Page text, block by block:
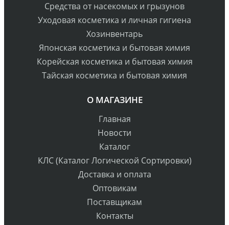
Средства от насекомых и грызунов
Уходовая косметика и личная гигиена
Хозинвентарь
Японская косметика и бытовая химия
Корейская косметика и бытовая химия
Тайская косметика и бытовая химия
О МАГАЗИНЕ
Главная
Новости
Каталог
КЛС (Каталог Логической Сортировки)
Доставка и оплата
Оптовикам
Поставщикам
Контакты